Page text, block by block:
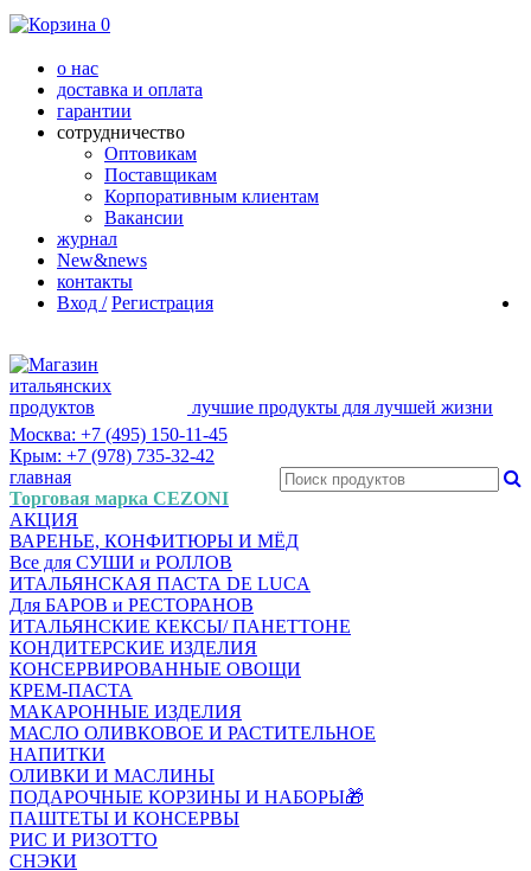
0
о нас
доставка и оплата
гарантии
сотрудничество
Оптовикам
Поставщикам
Корпоративным клиентам
Вакансии
журнал
New&news
контакты
Вход / Регистрация
лучшие продукты для лучшей жизни
Москва: +7 (495) 150-11-45
Крым: +7 (978) 735-32-42
главная
Торговая марка CEZONI
АКЦИЯ
ВАРЕНЬЕ, КОНФИТЮРЫ И МЁД
Все для СУШИ и РОЛЛОВ
ИТАЛЬЯНСКАЯ ПАСТА DE LUCA
Для БАРОВ и РЕСТОРАНОВ
ИТАЛЬЯНСКИЕ КЕКСЫ/ ПАНЕТТОНЕ
КОНДИТЕРСКИЕ ИЗДЕЛИЯ
КОНСЕРВИРОВАННЫЕ ОВОЩИ
КРЕМ-ПАСТА
МАКАРОННЫЕ ИЗДЕЛИЯ
МАСЛО ОЛИВКОВОЕ И РАСТИТЕЛЬНОЕ
НАПИТКИ
ОЛИВКИ И МАСЛИНЫ
ПОДАРОЧНЫЕ КОРЗИНЫ И НАБОРЫ🎁
ПАШТЕТЫ И КОНСЕРВЫ
РИС И РИЗОТТО
СНЭКИ